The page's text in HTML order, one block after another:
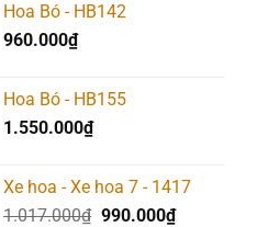
Hoa Bó - HB142
960.000₫
Hoa Bó - HB155
1.550.000₫
Xe hoa - Xe hoa 7 - 1417
1.017.000₫ Giá
990.000₫Giá
Add to
wishlist
Hoa Giỏ – HG028